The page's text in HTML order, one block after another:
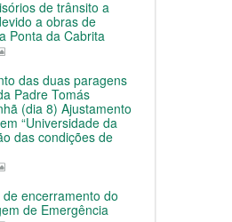
de trânsito a
a obras de
Ponta da Cabrita
das duas paragens
Padre Tomás
(dia 8) Ajustamento
“Universidade da
das condições de
encerramento do
de Emergência